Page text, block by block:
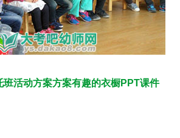
班活动方案方案有趣的衣橱PPT课件